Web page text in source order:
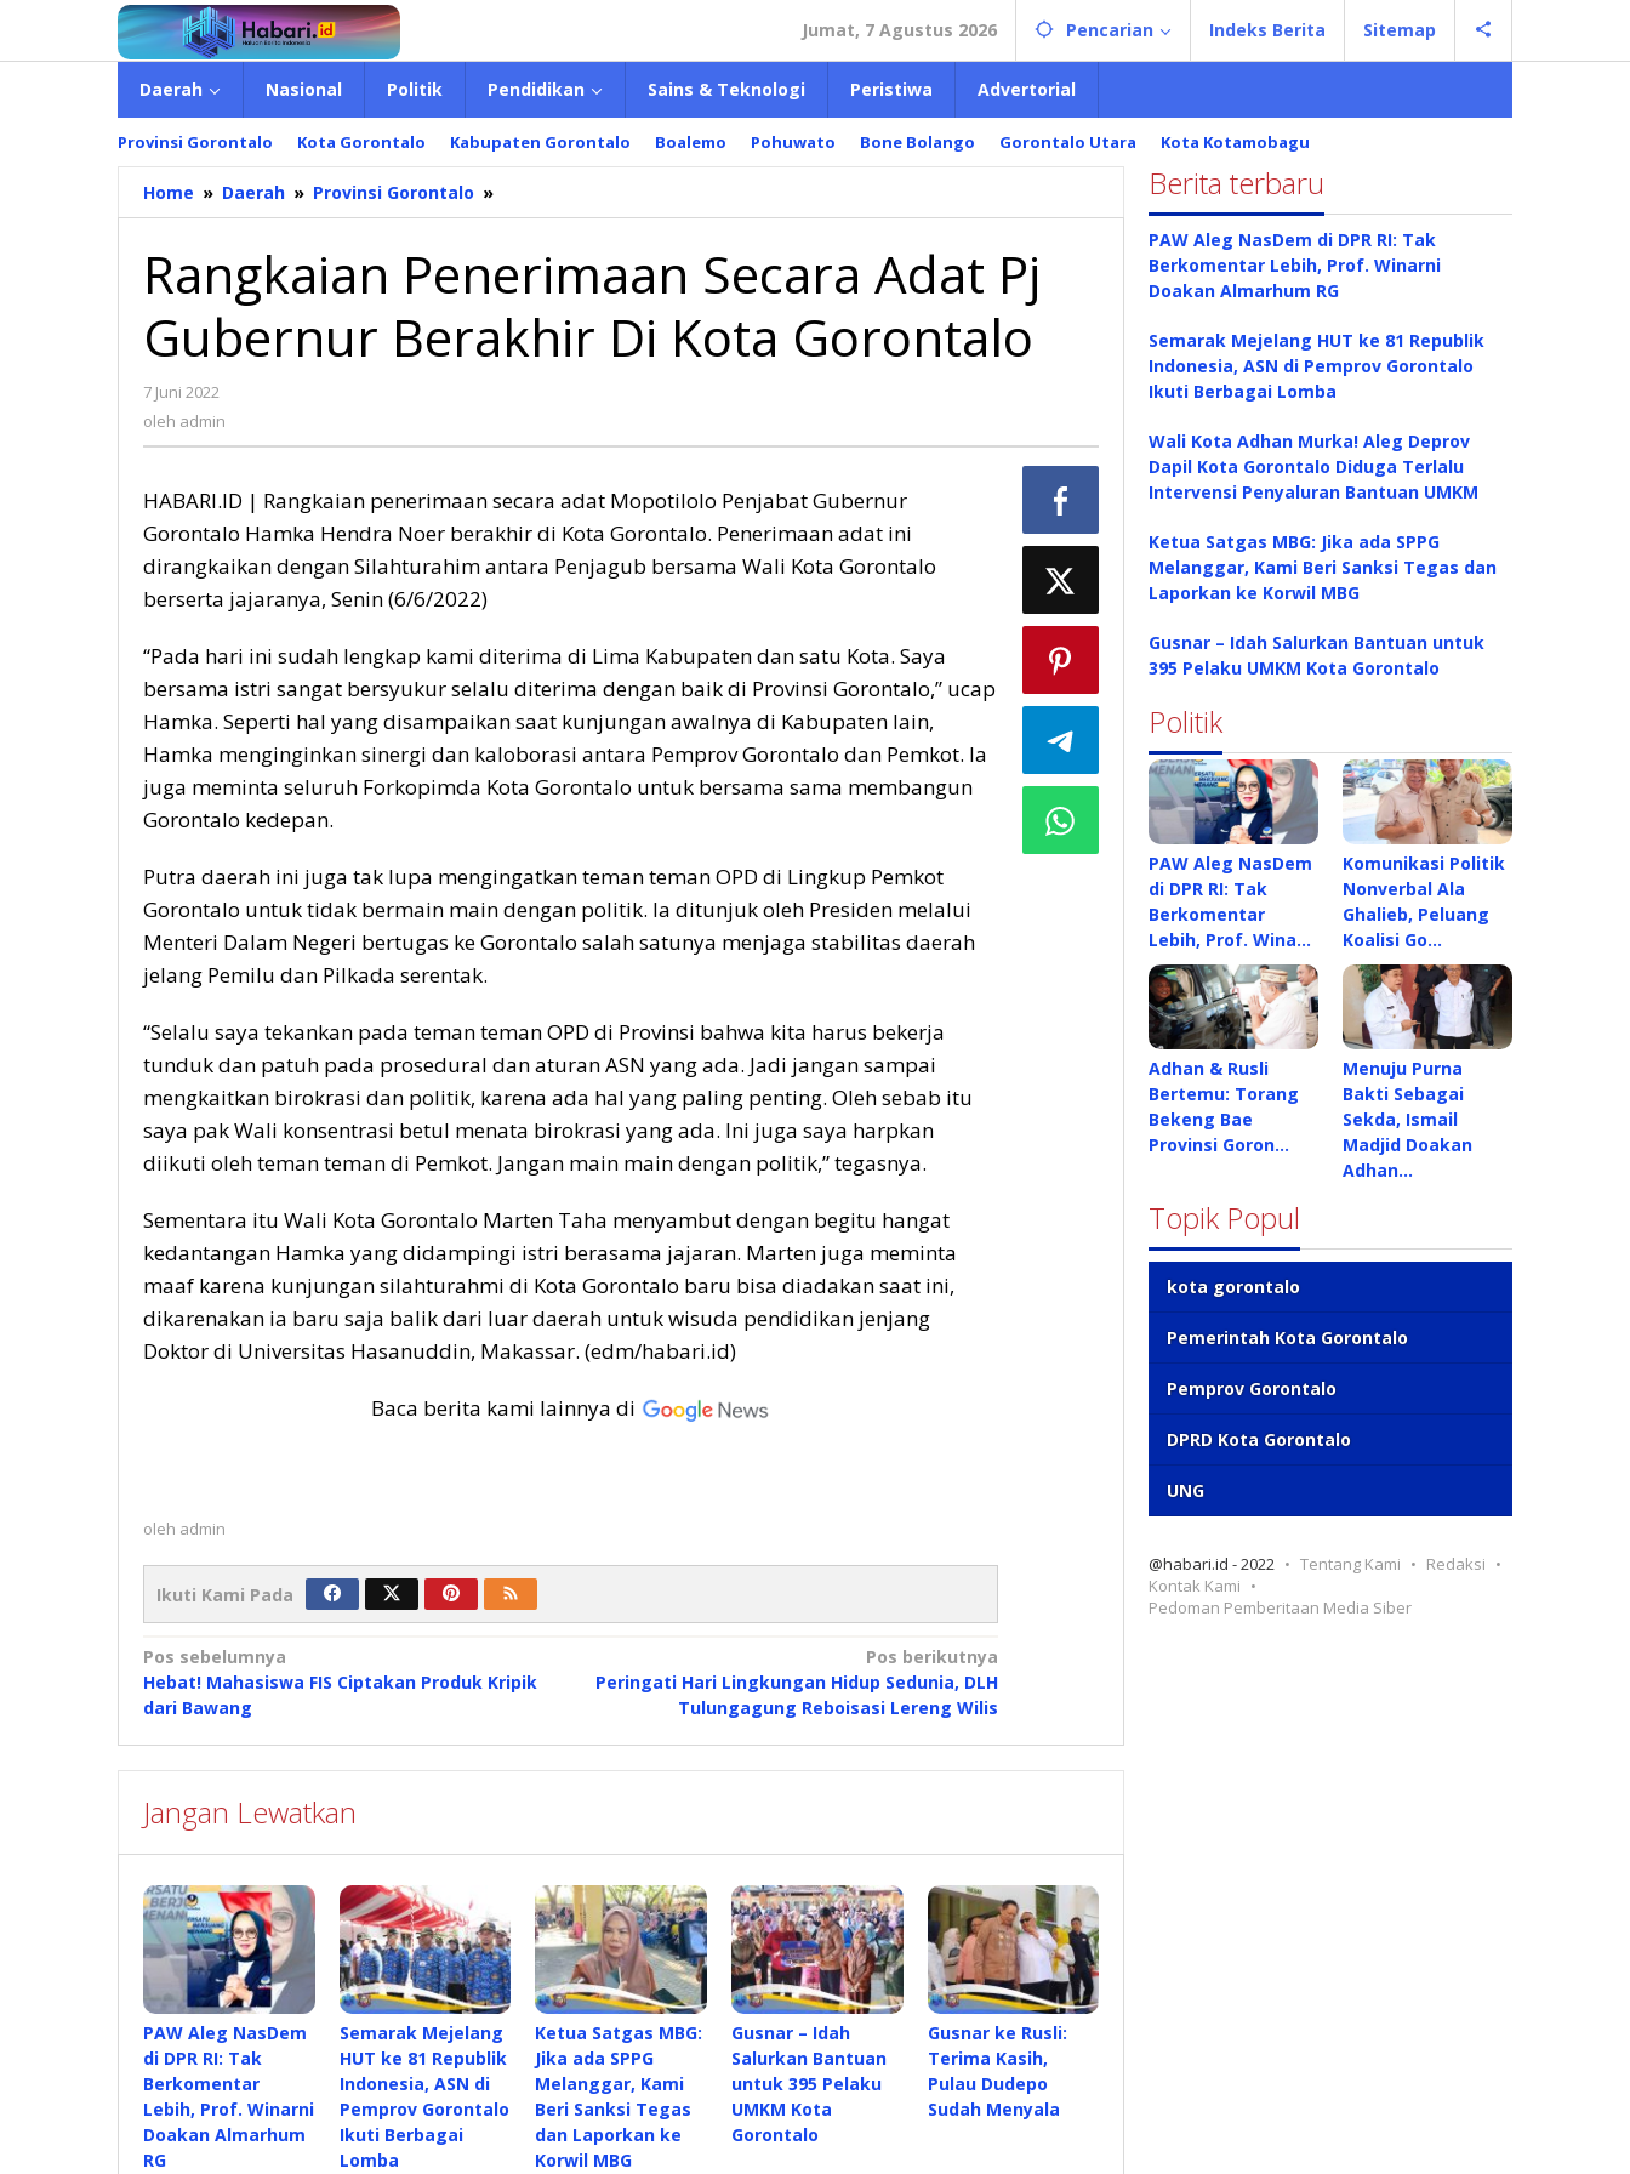
konten
Jumat, 7 Agustus 2026 Pencarian Indeks Berita Sitemap
Daerah Nasional Politik Pendidikan Sains & Teknologi Peristiwa Advertorial
Provinsi Gorontalo Kota Gorontalo Kabupaten Gorontalo Boalemo Pohuwato Bone Bolango Gorontalo Utara Kota Kotamobagu
Home » Daerah » Provinsi Gorontalo »
Penerimaan
Adat
Pj
Gubernur
Berakhir
Rangkaian Penerimaan Secara Adat Pj
Gubernur Berakhir Di Kota Gorontalo
7 Juni 2022
oleh admin
HABARI.ID | Rangkaian penerimaan secara adat Mopotilolo Penjabat Gubernur
Gorontalo Hamka Hendra Noer berakhir di Kota Gorontalo. Penerimaan adat ini
dirangkaikan dengan Silahturahim antara Penjagub bersama Wali Kota Gorontalo
berserta jajaranya, Senin (6/6/2022)
“Pada hari ini sudah lengkap kami diterima di Lima Kabupaten dan satu Kota. Saya
bersama istri sangat bersyukur selalu diterima dengan baik di Provinsi Gorontalo,” ucap
Hamka. Seperti hal yang disampaikan saat kunjungan awalnya di Kabupaten lain,
Hamka menginginkan sinergi dan kaloborasi antara Pemprov Gorontalo dan Pemkot. Ia
juga meminta seluruh Forkopimda Kota Gorontalo untuk bersama sama membangun
Gorontalo kedepan.
Putra daerah ini juga tak lupa mengingatkan teman teman OPD di Lingkup Pemkot
Gorontalo untuk tidak bermain main dengan politik. Ia ditunjuk oleh Presiden melalui
Menteri Dalam Negeri bertugas ke Gorontalo salah satunya menjaga stabilitas daerah
jelang Pemilu dan Pilkada serentak.
“Selalu saya tekankan pada teman teman OPD di Provinsi bahwa kita harus bekerja
tunduk dan patuh pada prosedural dan aturan ASN yang ada. Jadi jangan sampai
mengkaitkan birokrasi dan politik, karena ada hal yang paling penting. Oleh sebab itu
saya pak Wali konsentrasi betul menata birokrasi yang ada. Ini juga saya harpkan
diikuti oleh teman teman di Pemkot. Jangan main main dengan politik,” tegasnya.
Sementara itu Wali Kota Gorontalo Marten Taha menyambut dengan begitu hangat
kedantangan Hamka yang didampingi istri berasama jajaran. Marten juga meminta
maaf karena kunjungan silahturahmi di Kota Gorontalo baru bisa diadakan saat ini,
dikarenakan ia baru saja balik dari luar daerah untuk wisuda pendidikan jenjang
Doktor di Universitas Hasanuddin, Makassar. (edm/habari.id)
Baca berita kami lainnya di
oleh admin
Ikuti Kami Pada
Navigasi
pos
Pos sebelumnya
Hebat! Mahasiswa FIS Ciptakan Produk Kripik
dari Bawang
Pos berikutnya
Peringati Hari Lingkungan Hidup Sedunia, DLH
Tulungagung Reboisasi Lereng Wilis
Jangan Lewatkan
PAW Aleg NasDem
di DPR RI: Tak
Berkomentar
Lebih, Prof. Winarni
Doakan Almarhum
RG
Semarak Mejelang
HUT ke 81 Republik
Indonesia, ASN di
Pemprov Gorontalo
Ikuti Berbagai
Lomba
Ketua Satgas MBG:
Jika ada SPPG
Melanggar, Kami
Beri Sanksi Tegas
dan Laporkan ke
Korwil MBG
Gusnar – Idah
Salurkan Bantuan
untuk 395 Pelaku
UMKM Kota
Gorontalo
Gusnar ke Rusli:
Terima Kasih,
Pulau Dudepo
Sudah Menyala
Berita terbaru
PAW Aleg NasDem di DPR RI: Tak
Berkomentar Lebih, Prof. Winarni
Doakan Almarhum RG
Semarak Mejelang HUT ke 81 Republik
Indonesia, ASN di Pemprov Gorontalo
Ikuti Berbagai Lomba
Wali Kota Adhan Murka! Aleg Deprov
Dapil Kota Gorontalo Diduga Terlalu
Intervensi Penyaluran Bantuan UMKM
Ketua Satgas MBG: Jika ada SPPG
Melanggar, Kami Beri Sanksi Tegas dan
Laporkan ke Korwil MBG
Gusnar – Idah Salurkan Bantuan untuk
395 Pelaku UMKM Kota Gorontalo
Politik
PAW Aleg NasDem
di DPR RI: Tak
Berkomentar
Lebih, Prof. Wina…
Komunikasi Politik
Nonverbal Ala
Ghalieb, Peluang
Koalisi Go…
Adhan & Rusli
Bertemu: Torang
Bekeng Bae
Provinsi Goron…
Menuju Purna
Bakti Sebagai
Sekda, Ismail
Madjid Doakan
Adhan…
Topik Popul
kota gorontalo
Pemerintah Kota Gorontalo
Pemprov Gorontalo
DPRD Kota Gorontalo
UNG
@habari.id - 2022 Tentang Kami
Redaksi
Kontak Kami
Pedoman Pemberitaan Media Siber